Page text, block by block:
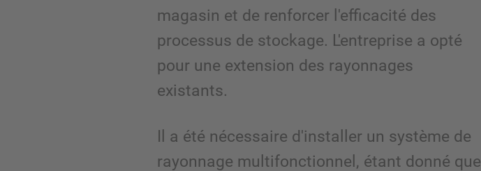
magasin et de renforcer l'efficacité des
processus de stockage. L'entreprise a opté
pour une extension des rayonnages
existants.
Il a été nécessaire d'installer un système de
rayonnage multifonctionnel, étant donné que